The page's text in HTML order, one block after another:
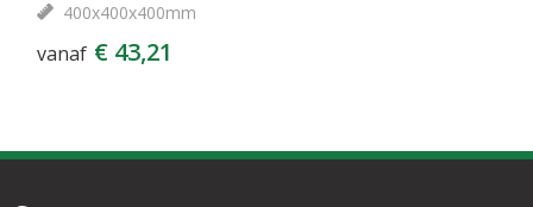
400x400x400mm
vanaf € 43,21